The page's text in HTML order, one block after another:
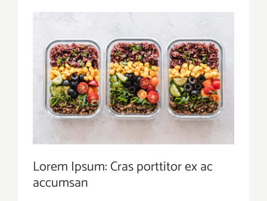
Lorem Ipsum: Cras porttitor ex ac
accumsan